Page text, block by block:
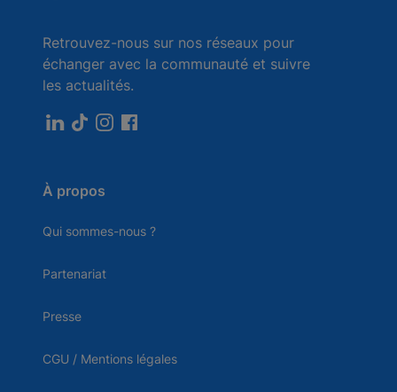
Retrouvez-nous sur nos réseaux pour
échanger avec la communauté et suivre
les actualités.
À propos
Qui sommes-nous ?
Partenariat
Presse
CGU / Mentions légales